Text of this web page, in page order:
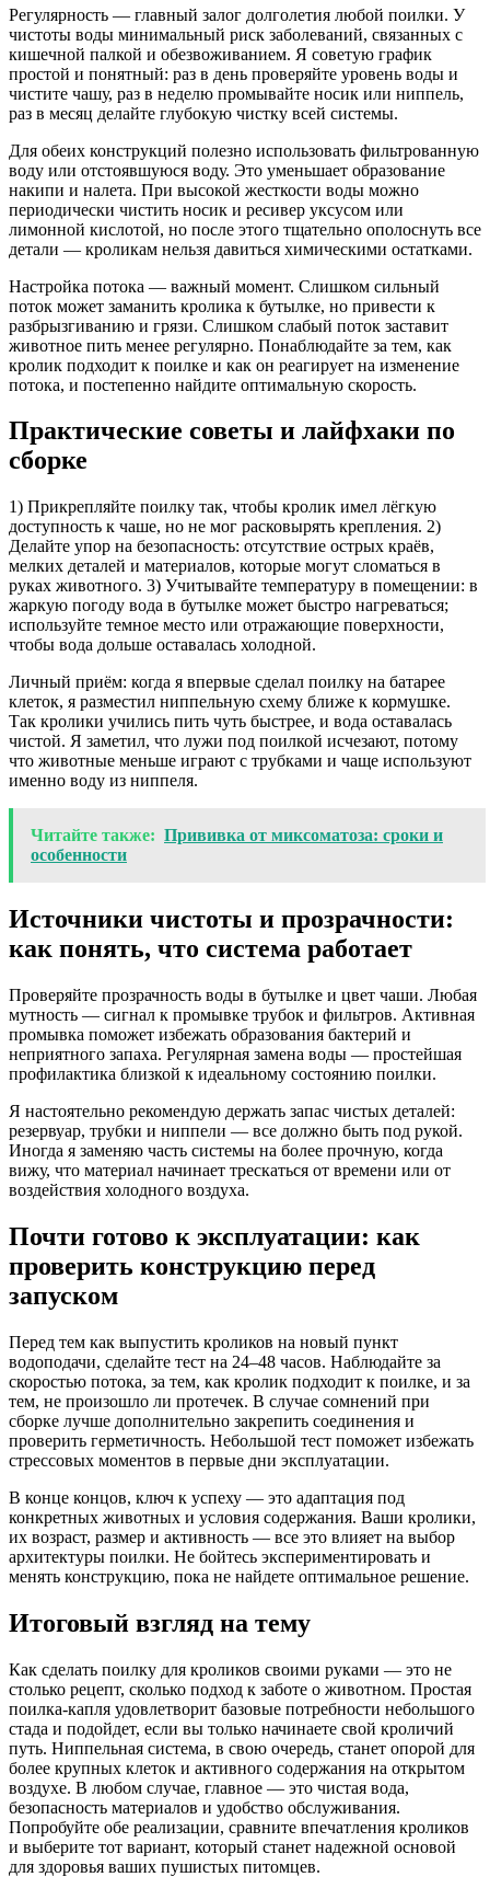
Регулярность — главный залог долголетия любой поилки. У
чистоты воды минимальный риск заболеваний, связанных с
кишечной палкой и обезвоживанием. Я советую график
простой и понятный: раз в день проверяйте уровень воды и
чистите чашу, раз в неделю промывайте носик или ниппель,
раз в месяц делайте глубокую чистку всей системы.
Для обеих конструкций полезно использовать фильтрованную
воду или отстоявшуюся воду. Это уменьшает образование
накипи и налета. При высокой жесткости воды можно
периодически чистить носик и ресивер уксусом или
лимонной кислотой, но после этого тщательно ополоснуть все
детали — кроликам нельзя давиться химическими остатками.
Настройка потока — важный момент. Слишком сильный
поток может заманить кролика к бутылке, но привести к
разбрызгиванию и грязи. Слишком слабый поток заставит
животное пить менее регулярно. Понаблюдайте за тем, как
кролик подходит к поилке и как он реагирует на изменение
потока, и постепенно найдите оптимальную скорость.
Практические советы и лайфхаки по
сборке
1) Прикрепляйте поилку так, чтобы кролик имел лёгкую
доступность к чаше, но не мог расковырять крепления. 2)
Делайте упор на безопасность: отсутствие острых краёв,
мелких деталей и материалов, которые могут сломаться в
руках животного. 3) Учитывайте температуру в помещении: в
жаркую погоду вода в бутылке может быстро нагреваться;
используйте темное место или отражающие поверхности,
чтобы вода дольше оставалась холодной.
Личный приём: когда я впервые сделал поилку на батарее
клеток, я разместил ниппельную схему ближе к кормушке.
Так кролики учились пить чуть быстрее, и вода оставалась
чистой. Я заметил, что лужи под поилкой исчезают, потому
что животные меньше играют с трубками и чаще используют
именно воду из ниппеля.
Читайте также: Прививка от миксоматоза: сроки и
особенности
Источники чистоты и прозрачности:
как понять, что система работает
Проверяйте прозрачность воды в бутылке и цвет чаши. Любая
мутность — сигнал к промывке трубок и фильтров. Активная
промывка поможет избежать образования бактерий и
неприятного запаха. Регулярная замена воды — простейшая
профилактика близкой к идеальному состоянию поилки.
Я настоятельно рекомендую держать запас чистых деталей:
резервуар, трубки и ниппели — все должно быть под рукой.
Иногда я заменяю часть системы на более прочную, когда
вижу, что материал начинает трескаться от времени или от
воздействия холодного воздуха.
Почти готово к эксплуатации: как
проверить конструкцию перед
запуском
Перед тем как выпустить кроликов на новый пункт
водоподачи, сделайте тест на 24–48 часов. Наблюдайте за
скоростью потока, за тем, как кролик подходит к поилке, и за
тем, не произошло ли протечек. В случае сомнений при
сборке лучше дополнительно закрепить соединения и
проверить герметичность. Небольшой тест поможет избежать
стрессовых моментов в первые дни эксплуатации.
В конце концов, ключ к успеху — это адаптация под
конкретных животных и условия содержания. Ваши кролики,
их возраст, размер и активность — все это влияет на выбор
архитектуры поилки. Не бойтесь экспериментировать и
менять конструкцию, пока не найдете оптимальное решение.
Итоговый взгляд на тему
Как сделать поилку для кроликов своими руками — это не
столько рецепт, сколько подход к заботе о животном. Простая
поилка-капля удовлетворит базовые потребности небольшого
стада и подойдет, если вы только начинаете свой кроличий
путь. Ниппельная система, в свою очередь, станет опорой для
более крупных клеток и активного содержания на открытом
воздухе. В любом случае, главное — это чистая вода,
безопасность материалов и удобство обслуживания.
Попробуйте обе реализации, сравните впечатления кроликов
и выберите тот вариант, который станет надежной основой
для здоровья ваших пушистых питомцев.